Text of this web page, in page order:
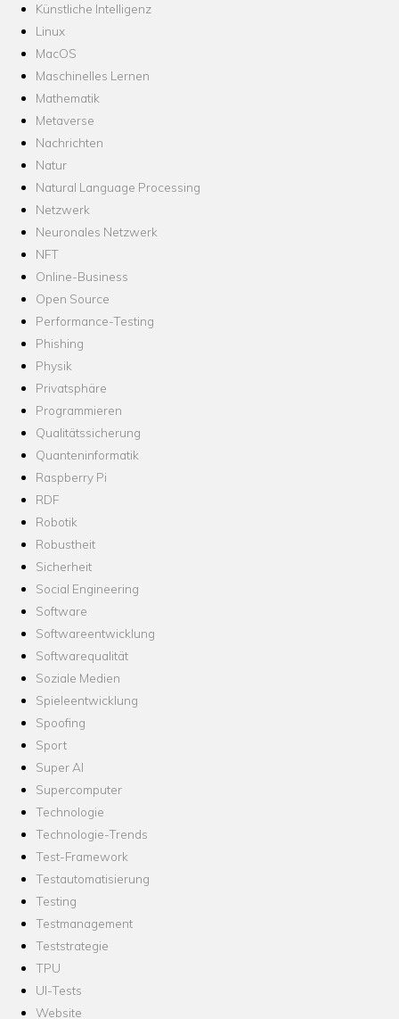
Künstliche Intelligenz
Linux
MacOS
Maschinelles Lernen
Mathematik
Metaverse
Nachrichten
Natur
Natural Language Processing
Netzwerk
Neuronales Netzwerk
NFT
Online-Business
Open Source
Performance-Testing
Phishing
Physik
Privatsphäre
Programmieren
Qualitätssicherung
Quanteninformatik
Raspberry Pi
RDF
Robotik
Robustheit
Sicherheit
Social Engineering
Software
Softwareentwicklung
Softwarequalität
Soziale Medien
Spieleentwicklung
Spoofing
Sport
Super AI
Supercomputer
Technologie
Technologie-Trends
Test-Framework
Testautomatisierung
Testing
Testmanagement
Teststrategie
TPU
UI-Tests
Website